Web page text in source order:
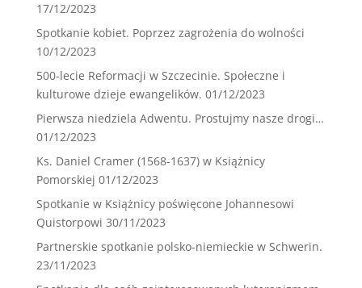
17/12/2023
Spotkanie kobiet. Poprzez zagrożenia do wolności
10/12/2023
500-lecie Reformacji w Szczecinie. Społeczne i
kulturowe dzieje ewangelików. 01/12/2023
Pierwsza niedziela Adwentu. Prostujmy nasze drogi…
01/12/2023
Ks. Daniel Cramer (1568-1637) w Książnicy
Pomorskiej 01/12/2023
Spotkanie w Książnicy poświęcone Johannesowi
Quistorpowi 30/11/2023
Partnerskie spotkanie polsko-niemieckie w Schwerin.
23/11/2023